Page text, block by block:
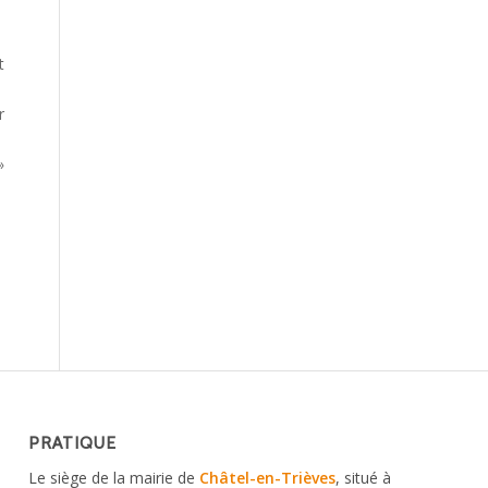
PRATIQUE
Le siège de la mairie de Châtel-en-Trièves, situé à